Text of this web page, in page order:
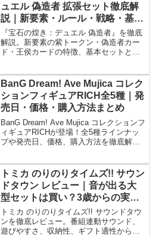
ュエル 偽造者 拡張セット徹底解
説｜新要素・ルール・戦略・基本
セットとの違いを完全ガイド
『宝石の煌き：デュエル 偽造者』を徹底
解説。新要素の紫トークン・偽造者カー
ド・王侯カードの特徴、基本セットとの
く紹介します。
BanG Dream! Ave Mujica コレク
ションフィギュアRICH全5種｜発
売日・価格・購入方法まとめ
BanG Dream! Ave Mujica コレクションフ
ィギュアRICHが登場！全5種ラインナッ
プや発売日、価格、購入方法を徹底解
トミカ のりのりタイムズ!! サウン
ドタウン レビュー｜音が出る大
型セットは買い？3歳からの実力
検証
トミカ のりのりタイムズ!! サウンドタウ
ンを徹底レビュー。番組連動サウンド、
遊びやすさ、収納性、ギフト適性から